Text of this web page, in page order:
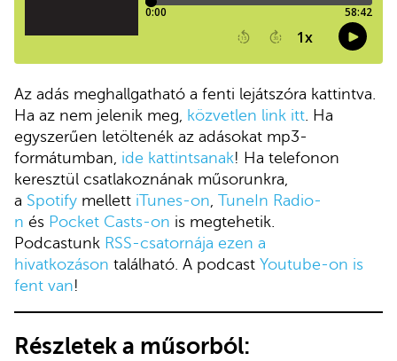
Az adás meghallgatható a fenti lejátszóra kattintva.
Ha az nem jelenik meg, közvetlen link itt . Ha
egyszerűen letöltenék az adásokat mp3-
formátumban, ide kattintsanak! Ha telefonon
keresztül csatlakoznának műsorunkra,
a Spotify mellett iTunes-on TuneIn Radio-
n és Pocket Casts-on is megtehetik.
Podcastunk RSS-csatornája ezen a
hivatkozáson található. A podcast Youtube-on is
fent van!
Részletek a műsorból: